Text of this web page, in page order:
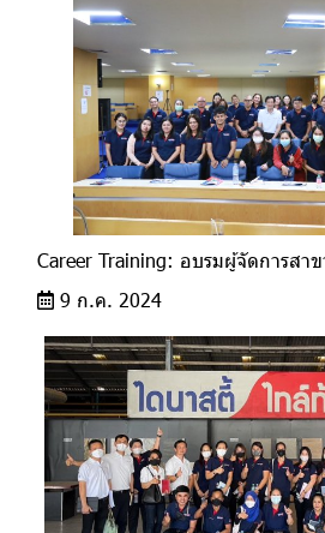
Career Training: อบรมผู้จัดการสา
9 ก.ค. 2024